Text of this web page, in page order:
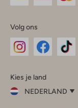
Volg ons
Instagram
Kies je land
NEDERLAND